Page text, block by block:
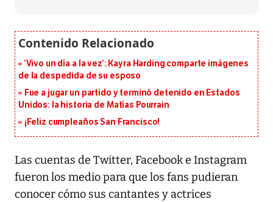
‘Vivo un día a la vez’: Kayra Harding comparte imágenes
de la despedida de su esposo
Fue a jugar un partido y terminó detenido en Estados
Unidos: la historia de Matías Pourrain
¡Feliz cumpleaños San Francisco!
Las cuentas de Twitter, Facebook e Instagram
fueron los medio para que los fans pudieran
conocer cómo sus cantantes y actrices